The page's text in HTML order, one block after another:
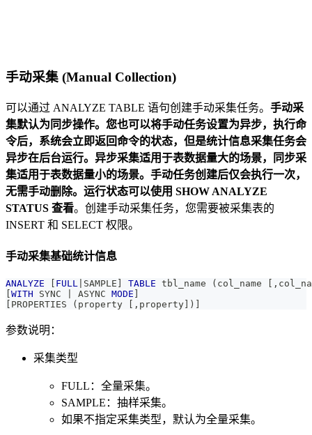
手动采集 (Manual Collection)
可以通过 ANALYZE TABLE 语句创建手动采集任务。 手动采
集默认为同步操作。您也可以将手动任务设置为异步，执行命
令后，系统会立即返回命令的状态，但是统计信息采集任务会
异步在后台运行。异步采集适用于表数据量大的场景，同步采
集适用于表数据量小的场景。手动任务创建后仅会执行一次，
无需手动删除。运行状态可以使用 SHOW ANALYZE
STATUS 查看。创建手动采集任务，您需要被采集表的
INSERT 和 SELECT 权限。
手动采集基础统计信息
ANALYZE FULL SAMPLE TABLE tbl_name ( col_name ,
WITH SYNC ASYNC MODE
PROPERTIES ( property , property )
参数说明：
采集类型
FULL：全量采集。
SAMPLE：抽样采集。
如果不指定采集类型，默认为全量采集。